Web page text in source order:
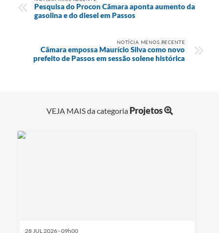
Pesquisa do Procon Câmara aponta aumento da
gasolina e do diesel em Passos
NOTÍCIA MENOS RECENTE
Câmara empossa Maurício Silva como novo
prefeito de Passos em sessão solene histórica
VEJA MAIS da categoria Projetos
28 JUL 2026 - 09h00